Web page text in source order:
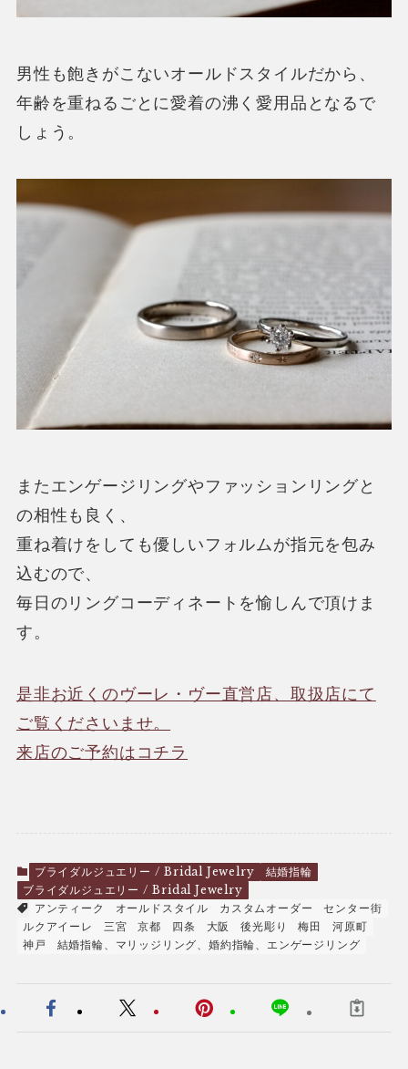
男性も飽きがこないオールドスタイルだから、
年齢を重ねるごとに愛着の沸く愛用品となるで
しょう。
またエンゲージリングやファッションリングと
の相性も良く、
重ね着けをしても優しいフォルムが指元を包み
込むので、
毎日のリングコーディネートを愉しんで頂けま
す。
是非お近くのヴーレ・ヴー直営店、取扱店にて
ご覧くださいませ。
来店のご予約はコチラ
ブライダルジュエリー / Bridal Jewelry
結婚指輪
ブライダルジュエリー / Bridal Jewelry
アンティーク
オールドスタイル カスタムオーダー
センター街
ルクアイーレ
三宮 京都 四条 大阪 後光彫り 梅田
河原町
神戸
結婚指輪、マリッジリング、婚約指輪、エンゲージリング